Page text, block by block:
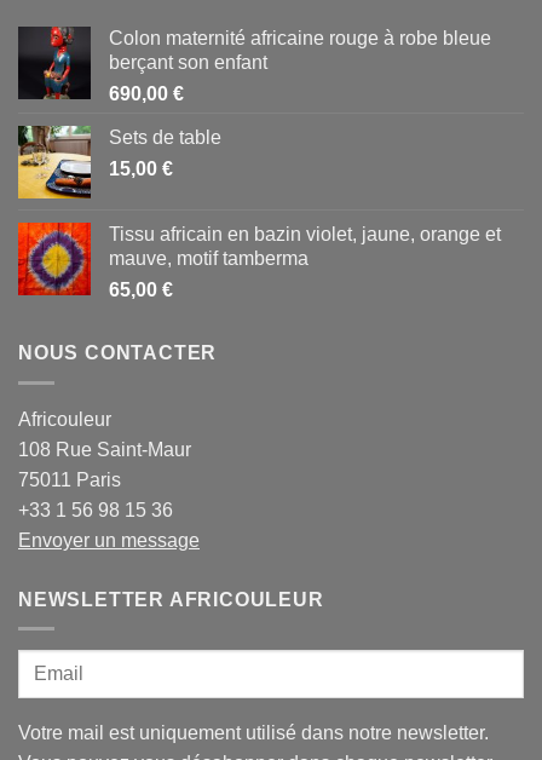
Colon maternité africaine rouge à robe bleue
berçant son enfant
690,00 €
Sets de table
15,00 €
Tissu africain en bazin violet, jaune, orange et
mauve, motif tamberma
65,00 €
NOUS CONTACTER
Africouleur
108 Rue Saint-Maur
75011 Paris
+33 1 56 98 15 36
Envoyer un message
NEWSLETTER AFRICOULEUR
Votre mail est uniquement utilisé dans notre newsletter.